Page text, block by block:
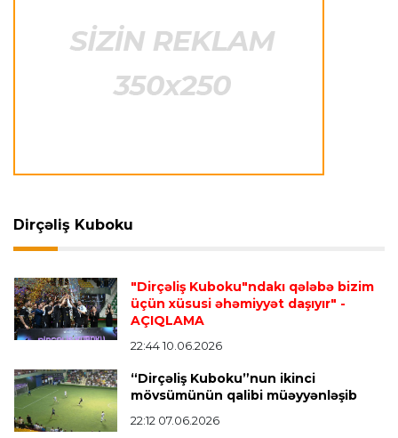
İtaliya S.A. 23:27 06.08.2026
Neapolda Maradonanın adını daşıyan yeni
stadion tikiləcək
"Reyncers" uduzdu, ÇSKA-dan inamlı qələbə
Transfer
İngiltərə P.L. 23:14 06.08.2026
Alexandre Pato İngiltərə klubunun prezidenti
Transfer 23:08 06.08.2026
Dirçəliş Kuboku
"Dirçəliş Kuboku"ndakı qələbə bizim
üçün xüsusi əhəmiyyət daşıyır" -
AÇIQLAMA
22:44 10.06.2026
“Dirçəliş Kuboku”nun ikinci
mövsümünün qalibi müəyyənləşib
22:12 07.06.2026